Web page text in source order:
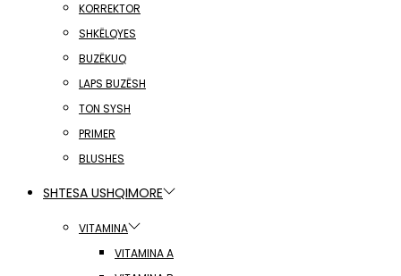
KORREKTOR
SHKËLQYES
BUZËKUQ
LAPS BUZËSH
TON SYSH
PRIMER
BLUSHES
SHTESA USHQIMORE
VITAMINA
VITAMINA A